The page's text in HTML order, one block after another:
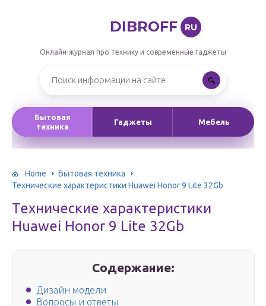
DIBROFF RU
Онлайн-журнал про технику и современные гаджеты
Бытовая
техника
Гаджеты Мебель
Home
Бытовая техника
Технические характеристики Huawei Honor 9 Lite 32Gb
Технические характеристики
Huawei Honor 9 Lite 32Gb
Содержание:
Дизайн модели
Вопросы и ответы